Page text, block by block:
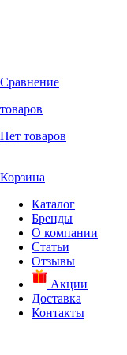
Сравнение
товаров
Нет товаров
Корзина
Каталог
Бренды
О компании
Статьи
Отзывы
Акции
Доставка
Контакты